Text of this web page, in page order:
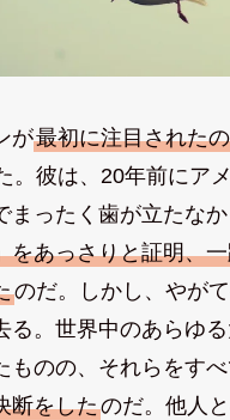
が最初に注目された
。彼は、20年前にア
まったく歯が立たな
をあっさりと証明、
のだ。しかし、やが
る。世界中のあらゆ
ものの、それらをすべ
断をしたのだ。他人